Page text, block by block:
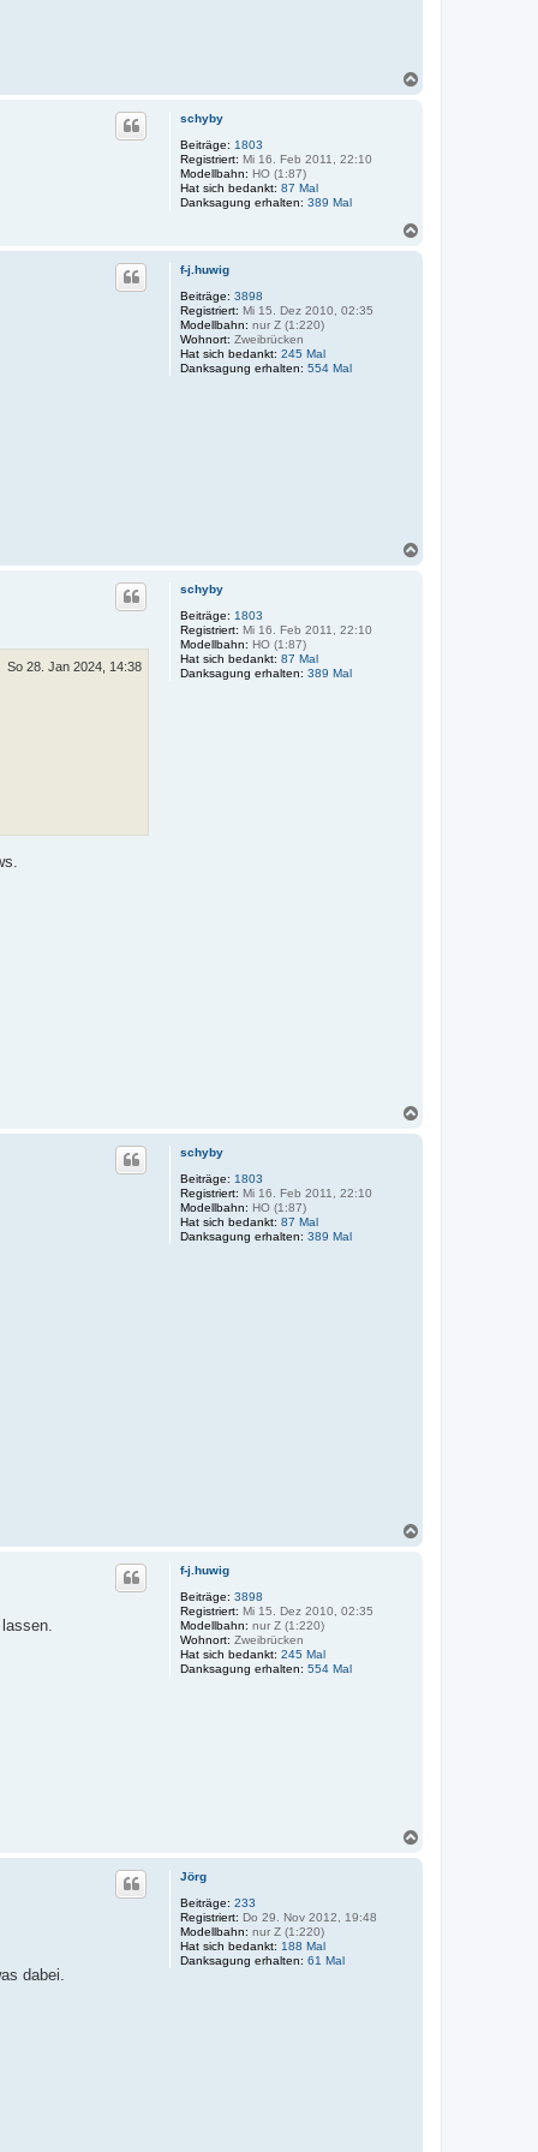
schyby
Beiträge: 1803
Registriert: Mi 16. Feb 2011, 22:10
Modellbahn: HO (1:87)
Hat sich bedankt: 87 Mal
Danksagung erhalten: 389 Mal
f-j.huwig
Beiträge: 3898
Registriert: Mi 15. Dez 2010, 02:35
Modellbahn: nur Z (1:220)
Wohnort: Zweibrücken
Hat sich bedankt: 245 Mal
Danksagung erhalten: 554 Mal
schyby
Beiträge: 1803
Registriert: Mi 16. Feb 2011, 22:10
Modellbahn: HO (1:87)
Hat sich bedankt: 87 Mal
Danksagung erhalten: 389 Mal
So 28. Jan 2024, 14:38
schyby
Beiträge: 1803
Registriert: Mi 16. Feb 2011, 22:10
Modellbahn: HO (1:87)
Hat sich bedankt: 87 Mal
Danksagung erhalten: 389 Mal
f-j.huwig
Beiträge: 3898
Registriert: Mi 15. Dez 2010, 02:35
Modellbahn: nur Z (1:220)
Wohnort: Zweibrücken
Hat sich bedankt: 245 Mal
Danksagung erhalten: 554 Mal
Jörg
Beiträge: 233
Registriert: Do 29. Nov 2012, 19:48
Modellbahn: nur Z (1:220)
Hat sich bedankt: 188 Mal
Danksagung erhalten: 61 Mal
dabei.